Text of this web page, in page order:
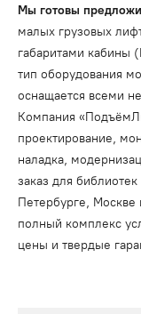
Мы готовы
малых грузовых
габаритами кабины
тип оборудования
оснащается всеми
Компания
проектирование,
наладка,
заказ для
Петербурге, Москве
полный комплекс
цены и твердые